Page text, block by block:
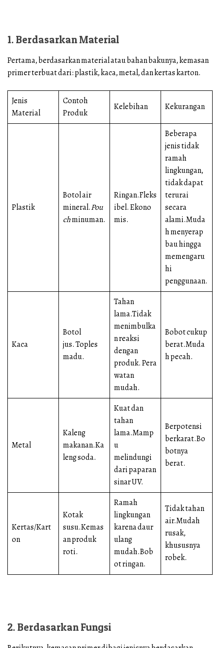
1. Berdasarkan Material
Pertama, berdasarkan material atau bahan bakunya, kemasan
primer terbuat dari: plastik, kaca, metal, dan kertas karton.
Jenis
Material
Contoh
Produk
Kelebihan Kekurangan
Plastik
Botol air
mineral.Pou
chminuman.
Ringan.Fleks
ibel. Ekono
mis.
Beberapa
jenis tidak
ramah
lingkungan,
tidak dapat
terurai
secara
alami.Muda
h menyerap
bau hingga
memengaru
hi
penggunaan.
Kaca
Botol
jus. Toples
madu.
Tahan
lama.Tidak
menimbulka
n reaksi
dengan
produk. Pera
watan
mudah.
Bobot cukup
berat.Muda
h pecah.
Metal
Kaleng
makanan.Ka
leng soda.
Kuat dan
tahan
lama.Mamp
u
melindungi
dari paparan
sinar UV.
Berpotensi
berkarat.Bo
botnya
berat.
Kertas/Kart
on
Kotak
susu.Kemas
an produk
roti.
Ramah
lingkungan
karena daur
ulang
mudah.Bob
ot ringan.
Tidak tahan
air.Mudah
rusak,
khususnya
robek.
2. Berdasarkan Fungsi